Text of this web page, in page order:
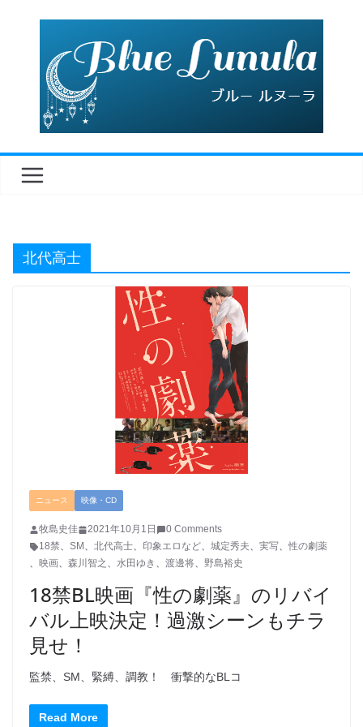
北代高士
ニュース 映像・CD
牧島史佳 2021年10月1日
0 Comments
18禁、 SM 、 北代高士、 印象エロなど、 城定秀夫、 実写、 性の劇薬
、 映画、 森川智之 、 水田ゆき 、 渡邊将、 野島裕史
18禁BL映画『性の劇薬』のリバイ
バル上映決定！過激シーンもチラ
見せ！
監禁、SM、緊縛、調教！ 衝撃的なBLコ
Read More